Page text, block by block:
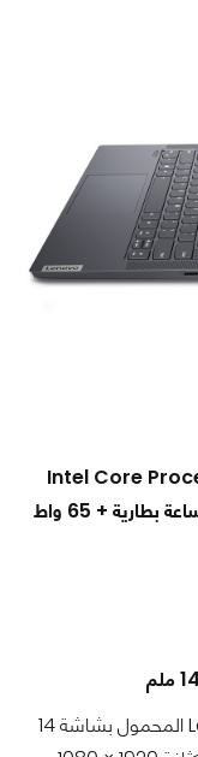
البطارية وسرعة الشحن: 60.7 واط في الساعة بطارية + 65 واط
يأتي حاسوب Lenovo Yoga Slim 14 ITL05 المحمول بشاشة 14